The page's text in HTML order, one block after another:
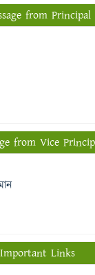
from Principal
from Vice
Important Links